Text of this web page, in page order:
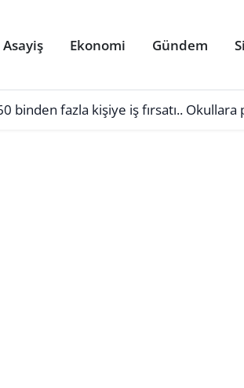
Asayiş Ekonomi Gündem
binden fazla kişiye iş fırsatı.. Okullara